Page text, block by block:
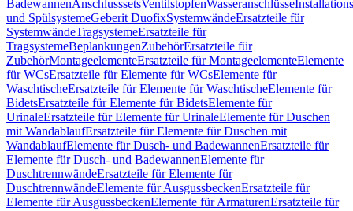
BadewannenAnschlusssetsVentilstopfenWasseranschlüsse
und SpülsystemeGeberit DuofixSystemwändeErsatzteile für
SystemwändeTragsystemeErsatzteile für
TragsystemeBeplankungenZubehörErsatzteile für
ZubehörMontageelementeErsatzteile für MontageelementeElemente
für WCsErsatzteile für Elemente für WCsElemente für
WaschtischeErsatzteile für Elemente für WaschtischeElemente für
BidetsErsatzteile für Elemente für BidetsElemente für
UrinaleErsatzteile für Elemente für UrinaleElemente für Duschen
mit WandablaufErsatzteile für Elemente für Duschen mit
WandablaufElemente für Dusch- und BadewannenErsatzteile für
Elemente für Dusch- und BadewannenElemente für
DuschtrennwändeErsatzteile für Elemente für
DuschtrennwändeElemente für AusgussbeckenErsatzteile für
Elemente für AusgussbeckenElemente für ArmaturenErsatzteile für